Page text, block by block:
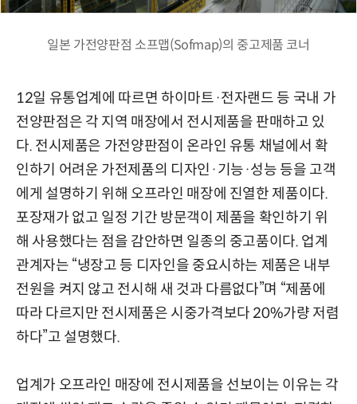
일본 가전양판점 소프맵(Sofmap)의 중고제품 코너
12일 유통업계에 따르면 하이마트·전자랜드 등 국내 가
전양판점은 각 지역 매장에서 전시제품을 판매하고 있
다. 전시제품은 가전양판점이 온라인 유통 채널에서 확
인하기 어려운 가전제품의 디자인·기능·성능 등을 고객
에게 설명하기 위해 오프라인 매장에 진열한 제품이다.
포장재가 없고 일정 기간 방문객이 제품을 확인하기 위
해 사용했다는 점을 감안하면 일종의 중고품이다. 업계
관계자는 “냉장고 등 디자인을 중요시하는 제품은 내부
전원을 켜지 않고 전시해 새 것과 다름없다”며 “제품에
따라 다르지만 전시제품은 시중가격보다 20%가량 저렴
하다”고 설명했다.
업계가 오프라인 매장에 전시제품을 선보이는 이유는 각